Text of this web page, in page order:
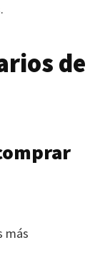
.
de
más